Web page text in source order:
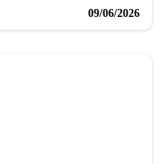
09/06/2026